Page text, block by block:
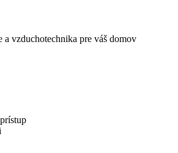
a vzduchotechnika pre váš domov